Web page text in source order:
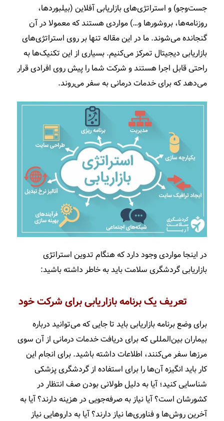
جست‌وجو) و استراتژی‌های بازاریابی آفلاین (بیلبوردها،
روزنامه‌ها، بروشورها و…) مواردی هستند که معمولا در آن
گنجانده می‌شوند. ما در این مقاله تنها بر روی استراتژی‌های
بازاریابی دیجیتال تمرکز می‌کنیم. بسیاری از این تکنیک‌ها به
راحتی قابل اجرا هستند و شرکت شما را پیش روی افرادی قرار
می‌دهد که برای خدمات درمانی به سفر می‌روند.
در اینجا مواردی وجود دارد که هنگام تدوین استراتژی
بازاریابی گردشگری سلامت باید به خاطر داشته باشید:
تعریف یک برنامه بازاریابی برای شرکت خود
برای وضع برنامه بازاریابی باید تا جایی که می‌توانید درباره
بیماران بین‌المللی که برای دریافت خدمات درمانی از آن سوی
مرزها سفر می‌کنند، اطلاعات داشته باشید. برای انجام این
کار باید انگیزه آن‌ها را برای استفاده از گردشگری پزشکی
شناسایی کنید؛ آیا به دلیل طولانی بودن صف انتظار در
کشورشان است؟ آیا نیاز به صرفه‌جویی در هزینه دارند؟ آیا به
آخرین روش‌ها و فناوری‌ها نیاز دارند؟ آیا به داروهایی نیاز